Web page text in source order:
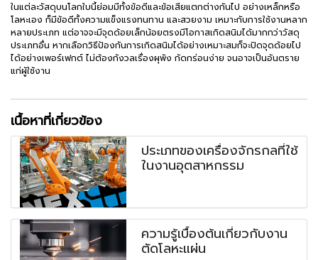
ในแต่ละวัสดุบนโลกใบนี้ย่อมมีทั้งข้อดีและข้อเสียแตกต่างกันไป อย่างเหล็กหรือ
โลหะเอง ก็มีข้อดีทั้งความแข็งแรงทนทาน และสวยงาม เหมาะกับการใช้งานหลาก
หลายประเภท แต่อาจจะมีจุดด้อยเล็กน้อยตรงมีโอกาสเกิดสนิมได้มากกว่าวัสดุ
ประเภทอื่น หากเลือกวิธีป้องกันการเกิดสนิมได้อย่างเหมาะสมก็จะปิดจุดด้อยไป
ได้อย่างเพอร์เฟกต์ ไม่ต้องกังวลเรื่องผุพัง กัดกร่อนง่าย จนอาจเป็นอันตราย
แก่ผู้ใช้งาน
เนื้อหาที่เกี่ยวข้อง
ประเภทของเครื่องจักรกลที่ใช้
ในงานอุตสาหกรรม
ความรู้เบื้องต้นเกี่ยวกับงาน
ตัดโลหะแผ่น